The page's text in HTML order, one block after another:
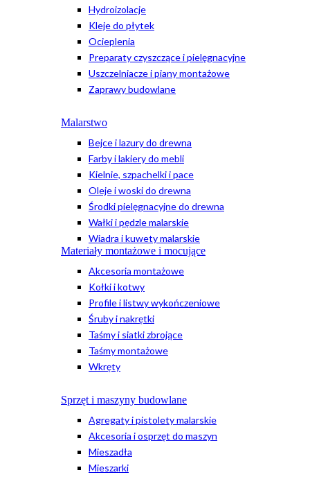
Hydroizolacje
Kleje do płytek
Ocieplenia
Preparaty czyszczące i pielęgnacyjne
Uszczelniacze i piany montażowe
Zaprawy budowlane
Malarstwo
Bejce i lazury do drewna
Farby i lakiery do mebli
Kielnie, szpachelki i pace
Oleje i woski do drewna
Środki pielęgnacyjne do drewna
Wałki i pędzle malarskie
Wiadra i kuwety malarskie
Materiały montażowe i mocujące
Akcesoria montażowe
Kołki i kotwy
Profile i listwy wykończeniowe
Śruby i nakrętki
Taśmy i siatki zbrojące
Taśmy montażowe
Wkręty
Sprzęt i maszyny budowlane
Agregaty i pistolety malarskie
Akcesoria i osprzęt do maszyn
Mieszadła
Mieszarki